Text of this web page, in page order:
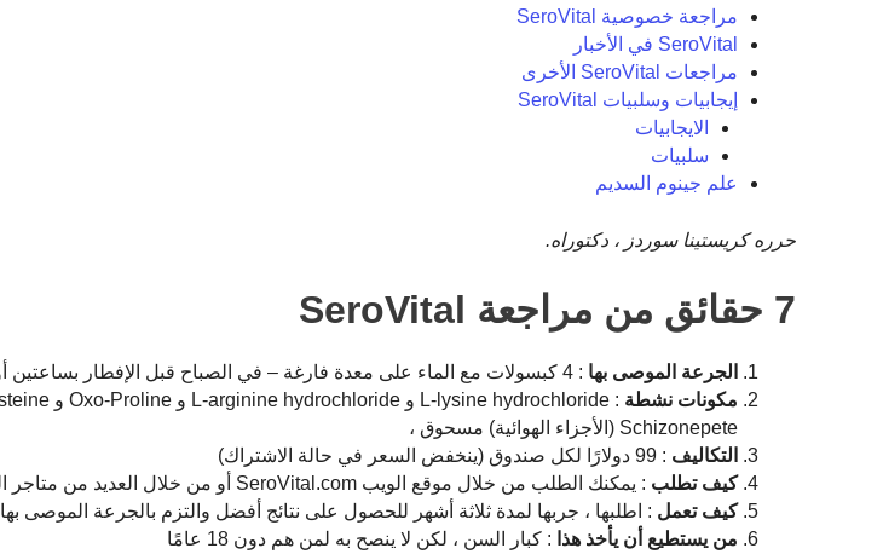
مراجعة خصوصية SeroVital
SeroVital في الأخبار
مراجعات SeroVital الأخرى
إيجابيات وسلبيات SeroVital
الايجابيات
سلبيات
علم جينوم السديم
حرره كريستينا سوردز ، دكتوراه.
7 حقائق من مراجعة SeroVital
الجرعة الموصى بها : 4 كبسولات مع الماء على معدة فارغة – في الصباح قبل الإفطار بساعتين أو بعد العشاء بساعتين قبل النوم
مكونات نشطة
Schizonepete (الأجزاء الهوائية) مسحوق ،
التكاليف : 99 دولارًا لكل صندوق (ينخفض السعر في حالة الاشتراك)
كيف تطلب : يمكنك الطلب من خلال موقع الويب SeroVital.com أو من خلال العديد من متاجر البيع بالتجزئة
كيف تعمل : اطلبها ، جربها لمدة ثلاثة أشهر للحصول على نتائج أفضل والتزم بالجرعة الموصى بها
من يستطيع أن يأخذ هذا : كبار السن ، لكن لا ينصح به لمن هم دون 18 عامًا